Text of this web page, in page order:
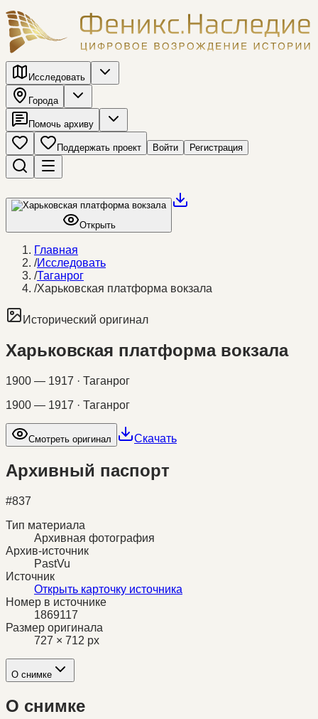
Исследовать
Города
Помочь архиву
Поддержать проект Войти Регистрация
Открыть
Главная
/Исследовать
/Таганрог
/Харьковская платформа вокзала
Исторический оригинал
Харьковская платформа вокзала
1900 — 1917 · Таганрог
1900 — 1917 · Таганрог
Смотреть оригинал Скачать
Архивный паспорт
#837
Тип материала
Архивная фотография
Архив-источник
PastVu
Источник
Открыть карточку источника
Номер в источнике
1869117
Размер оригинала
727 × 712 px
О снимке
О снимке